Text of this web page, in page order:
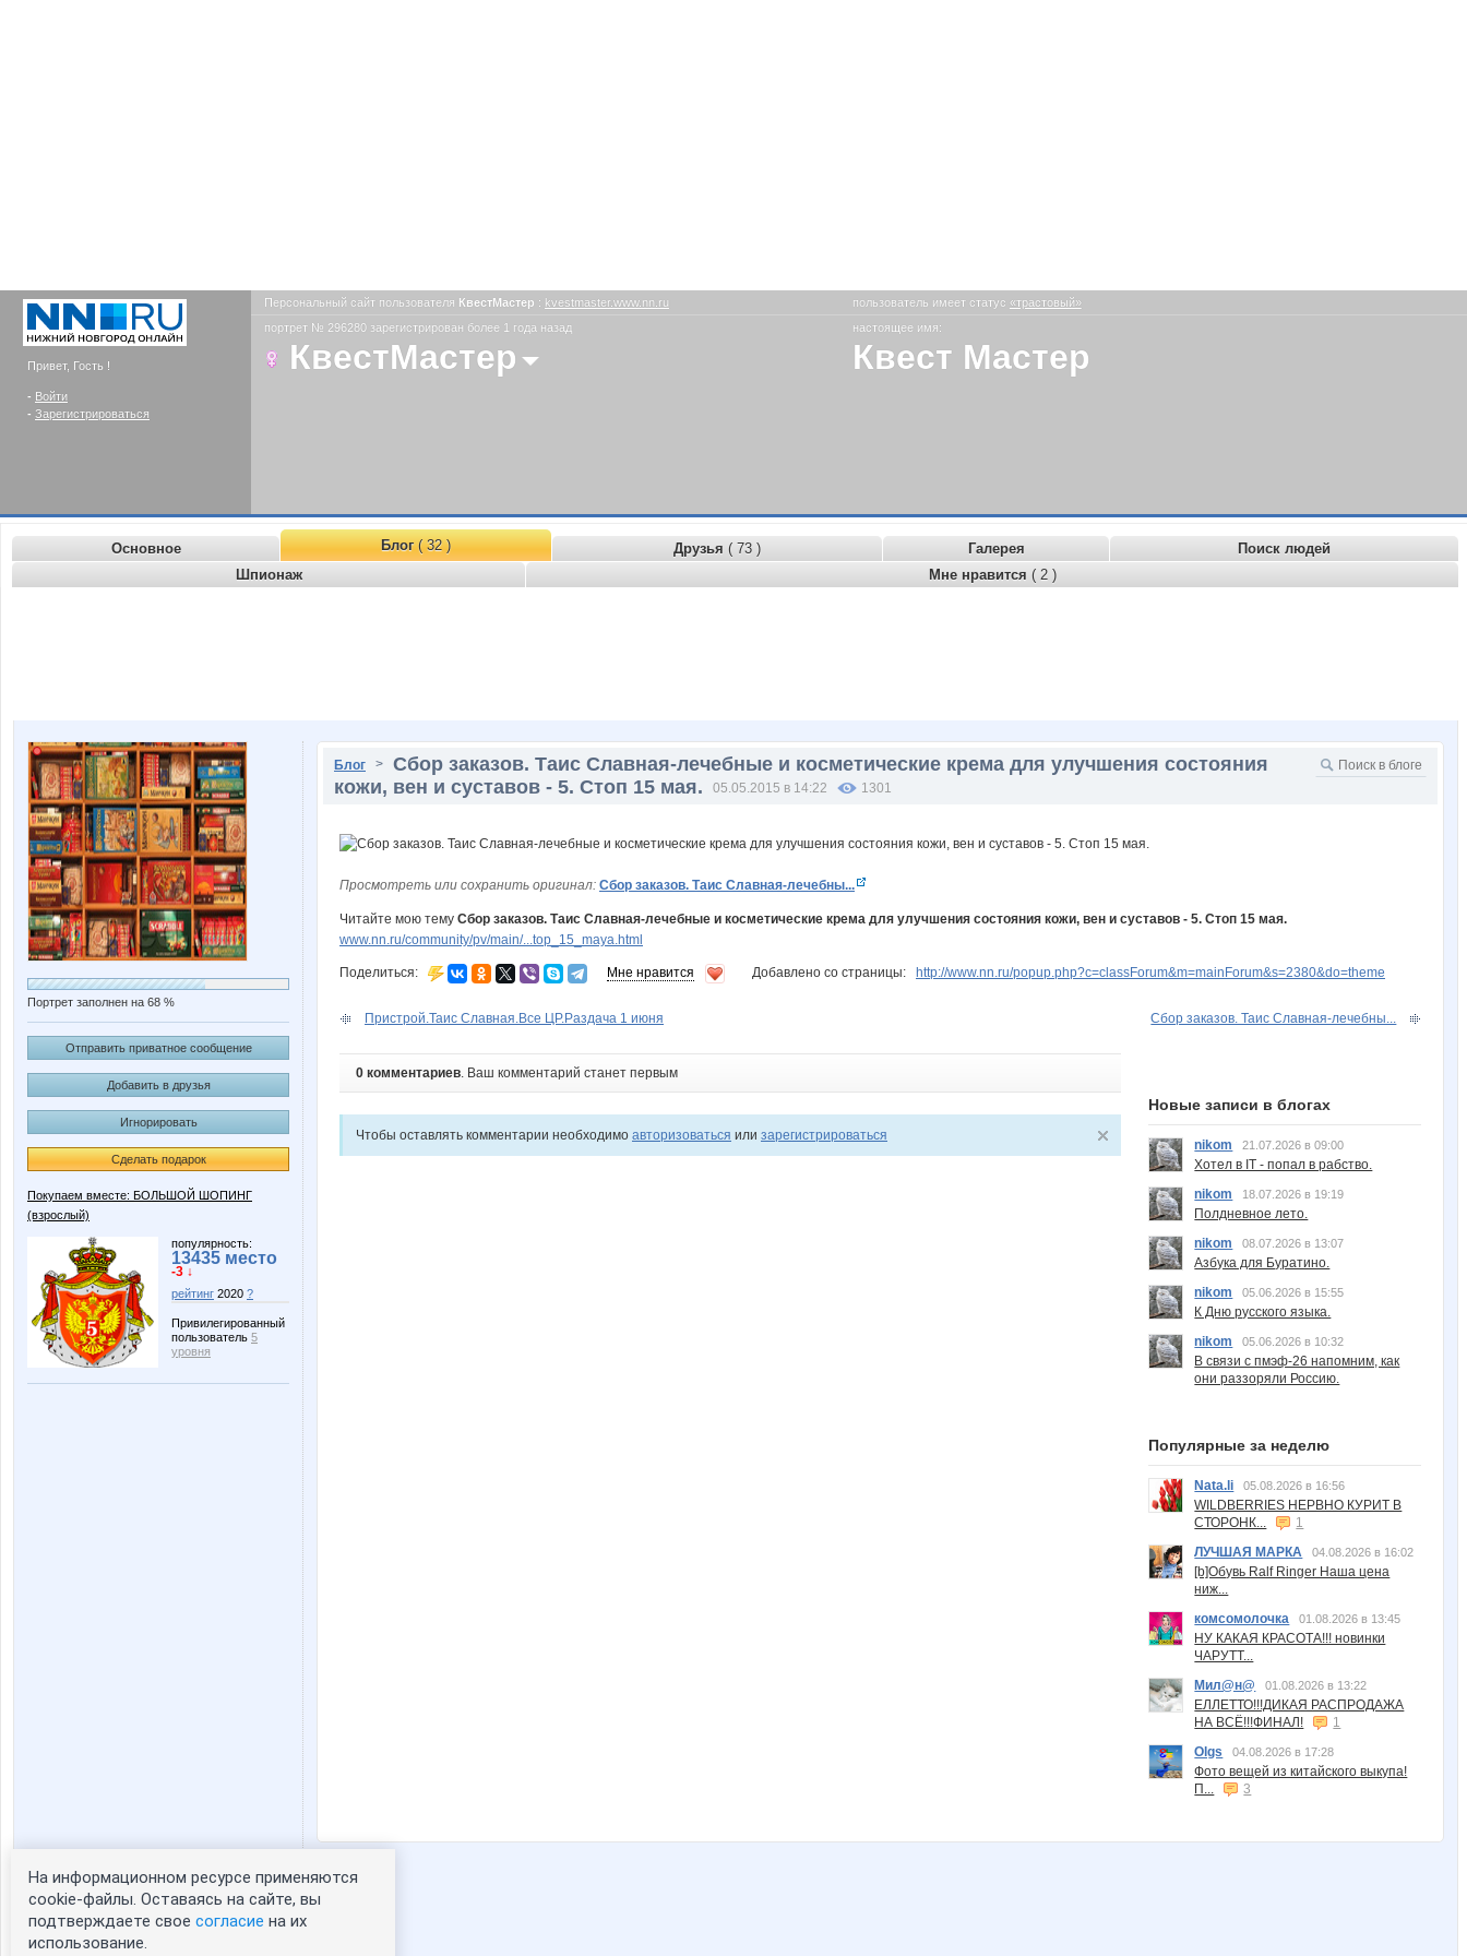
Привет, Гость !
- Войти
- Зарегистрироваться
Персональный сайт пользователя КвестМастер : kvestmaster.www.nn.ru пользователь имеет статус «трастовый»
портрет № 296280 зарегистрирован более 1 года назад
КвестМастер
настоящее имя:
Квест Мастер
Основное Блог( 32 ) Друзья ( 73 ) Галерея
Поиск людей
Шпионаж
Мне нравится ( 2 )
Портрет заполнен на 68 %
Отправить приватное сообщение
Добавить в друзья
Игнорировать
Сделать подарок
Покупаем вместе: БОЛЬШОЙ ШОПИНГ
(взрослый)
популярность:
13435 место
-3 ↓
рейтинг 2020 ?
Привилегированный
пользователь 5
уровня
Статистика портрета:
сейчас просматривают портрет - 0
зарегистрированные пользователи
Блог > Сбор заказов. Таис Славная-лечебные и косметические крема для улучшения состояния
кожи, вен и суставов - 5. Стоп 15 мая.
05.05.2015 в 14:22 1301
Просмотреть или сохранить оригинал: Сбор заказов. Таис Славная-лечебны...
Читайте мою тему Сбор заказов. Таис Славная-лечебные и косметические крема для улучшения состояния кожи, вен и суставов - 5. Стоп 15 мая.
www.nn.ru/community/pv/main/...top_15_maya.html
Поделиться: Мне нравится Добавлено со страницы: http://www.nn.ru/popup.php?c=classForum&m=mainForum&s=2380&do=theme
Пристрой.Таис Славная.Все ЦР.Раздача 1 июня Сбор заказов. Таис Славная-лечебны...
0 комментариев. Ваш комментарий станет первым
Чтобы оставлять комментарии необходимо авторизоваться или зарегистрироваться
Новые записи в блогах
nikom 21.07.2026 в 09:00
Хотел в IT - попал в рабство.
nikom
18.07.2026 в 19:19
Полдневное лето.
nikom
08.07.2026 в 13:07
Азбука для Буратино.
nikom
05.06.2026 в 15:55
К Дню русского языка.
nikom
05.06.2026 в 10:32
В связи с пмэф-26 напомним, как
они раззоряли Россию.
Популярные за неделю
Nata.li 05.08.2026 в 16:56
WILDBERRIES НЕРВНО КУРИТ В
СТОРОНК...
1
ЛУЧШАЯ МАРКА
04.08.2026 в 16:02
[b]Обувь Ralf Ringer Наша цена
ниж...
комсомолочка
01.08.2026 в 13:45
НУ КАКАЯ КРАСОТА!!! новинки
ЧАРУТТ...
Мил@н@
01.08.2026 в 13:22
ЕЛЛЕТТО!!!ДИКАЯ РАСПРОДАЖА
НА ВСЁ!!!ФИНАЛ!
1
Olgs
04.08.2026 в 17:28
Фото вещей из китайского выкупа!
П...
3
На информационном ресурсе применяются
cookie-файлы. Оставаясь на сайте, вы
подтверждаете свое согласие на их
использование.